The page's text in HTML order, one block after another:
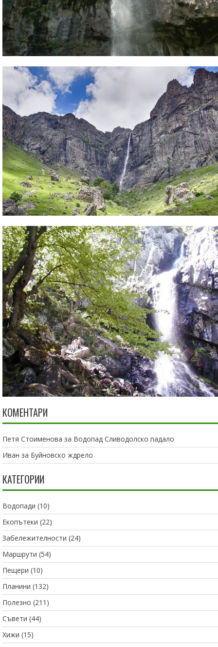
КОМЕНТАРИ
Петя Стоименова за Водопад Сливодолско падало
Иван за Буйновско ждрело
КАТЕГОРИИ
Водопади (10)
Екопътеки (22)
Забележителности (24)
Маршрути (54)
Пещери (10)
Планини (132)
Полезно (211)
Съвети (44)
Хижи (15)